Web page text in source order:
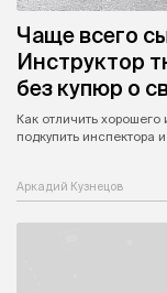
Чаще всего
Инструктор
без купюр о
Как отличить хорошего
подкупить инспектора
Аркадий Кузнецов